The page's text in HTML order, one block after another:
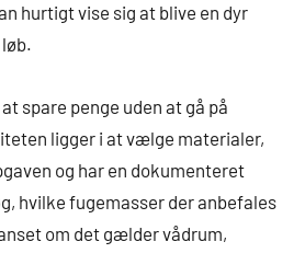
hurtigt vise sig at blive en dyr
spare penge uden at gå på
ligger i at vælge materialer,
og har en dokumenteret
hvilke fugemasser der anbefales
om det gælder vådrum,